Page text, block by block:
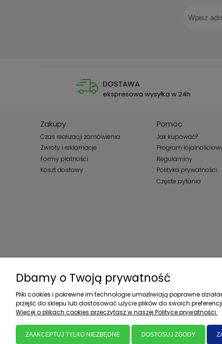
DOSTAWA
ekspresowa wysyłka w 24h
Zakupy
Czas realizacji zamówienia
Zwroty i reklamacje
Formy płatności
Koszt dostawy
Pomoc
Jak kupować?
Program
Regulaminy
Polityka prywatności
Częste pytania
Dbamy o Twoją prywatność
Pliki cookies i pokrewne im technologie umożliwiają poprawne
przejść do sklepu lub dostosować użycie plików do swoich
Więcej o plikach cookies przeczytasz w naszej Polityce prywatności.
ZAAKCEPTUJ TYLKO NIEZBĘDNE DOSTOSUJ ZGODY